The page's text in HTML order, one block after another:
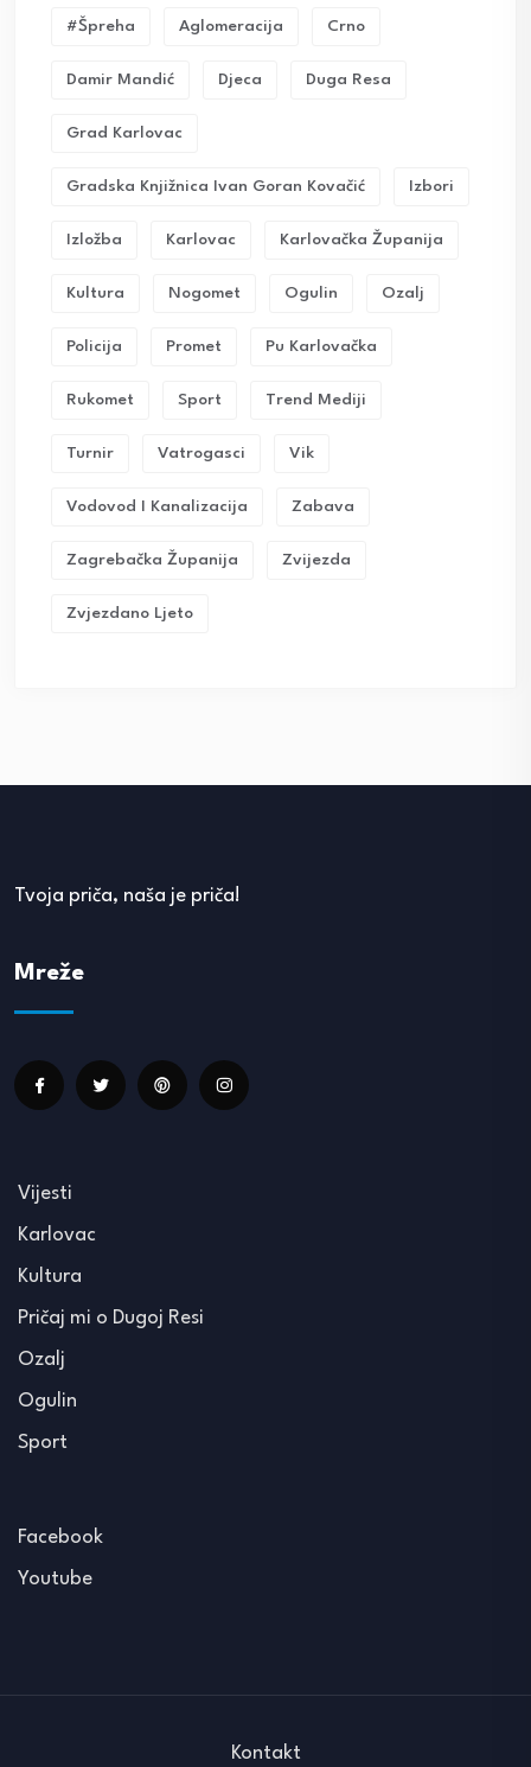
#Špreha Aglomeracija Crno
Damir Mandić Djeca Duga Resa
Grad Karlovac
Gradska Knjižnica Ivan Goran Kovačić Izbori
Izložba Karlovac Karlovačka Županija
Kultura Nogomet Ogulin Ozalj
Policija Promet Pu Karlovačka
Rukomet Sport Trend Mediji
Turnir Vatrogasci Vik
Vodovod I Kanalizacija Zabava
Zagrebačka Županija Zvijezda
Zvjezdano Ljeto
Tvoja priča, naša je priča!
Mreže
Vijesti
Karlovac
Kultura
Pričaj mi o Dugoj Resi
Ozalj
Ogulin
Sport
Facebook
Youtube
Kontakt